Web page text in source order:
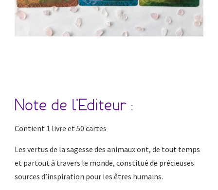
Note de l’Editeur :
Contient 1 livre et 50 cartes
Les vertus de la sagesse des animaux ont, de tout temps
et partout à travers le monde, constitué de précieuses
sources d’inspiration pour les êtres humains.